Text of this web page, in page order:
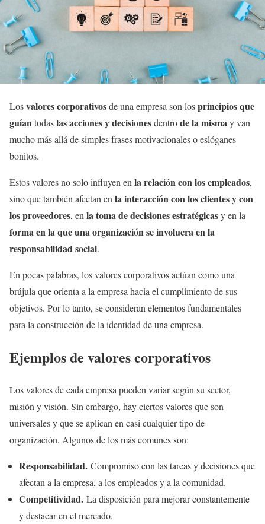
Losvalores corporativosde una empresa son losprincipios que
guíantodaslas acciones y decisionesdentrode la mismay van
mucho más allá de simples frases motivacionales o eslóganes
bonitos.
Estos valores no solo influyen en la relación con los empleados,
sino que también afectan en la interacción con los clientes y con
los proveedores, en la toma de decisiones estratégicasy en la
forma en la que una organización se involucra en la
responsabilidad social.
En pocas palabras, los valores corporativos actúan como una
brújula que orienta a la empresa hacia el cumplimiento de sus
objetivos. Por lo tanto, se consideran elementos fundamentales
para la construcción de la identidad de una empresa.
Ejemplos de valores corporativos
Los valores de cada empresa pueden variar según su sector,
misión y visión. Sin embargo, hay ciertos valores que son
universales y que se aplican en casi cualquier tipo de
organización. Algunos de los más comunes son:
Responsabilidad. Compromiso con las tareas y decisiones que
afectan a la empresa, a los empleados y a la comunidad.
Competitividad. La disposición para mejorar constantemente
y destacar en el mercado.